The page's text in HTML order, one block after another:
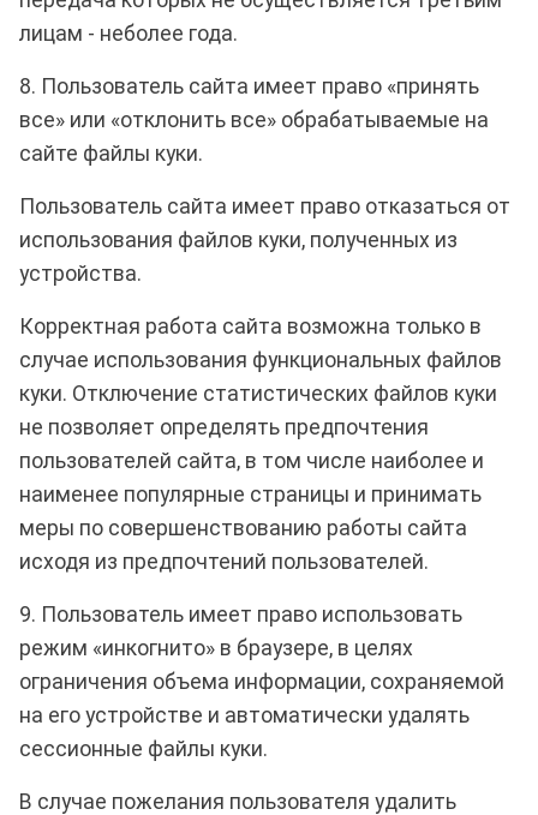
лицам - неболее года.
8. Пользователь сайта имеет право «принять
все» или «отклонить все» обрабатываемые на
сайте файлы куки.
Пользователь сайта имеет право отказаться от
использования файлов куки, полученных из
устройства.
Корректная работа сайта возможна только в
случае использования функциональных файлов
куки. Отключение статистических файлов куки
не позволяет определять предпочтения
пользователей сайта, в том числе наиболее и
наименее популярные страницы и принимать
меры по совершенствованию работы сайта
исходя из предпочтений пользователей.
9. Пользователь имеет право использовать
режим «инкогнито» в браузере, в целях
ограничения объема информации, сохраняемой
на его устройстве и автоматически удалять
сессионные файлы куки.
В случае пожелания пользователя удалить